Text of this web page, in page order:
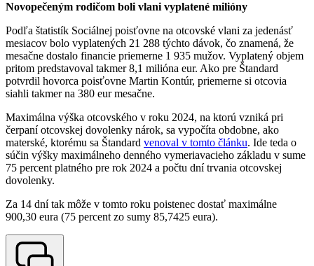
Novopečeným rodičom boli vlani vyplatené milióny
Podľa štatistík Sociálnej poisťovne na otcovské vlani za jedenásť
mesiacov bolo vyplatených 21 288 týchto dávok, čo znamená, že
mesačne dostalo financie priemerne 1 935 mužov. Vyplatený objem
pritom predstavoval takmer 8,1 milióna eur. Ako pre Štandard
potvrdil hovorca poisťovne Martin Kontúr, priemerne si otcovia
siahli takmer na 380 eur mesačne.
Maximálna výška otcovského v roku 2024, na ktorú vzniká pri
čerpaní otcovskej dovolenky nárok, sa vypočíta obdobne, ako
materské, ktorému sa Štandard venoval v tomto článku. Ide teda o
súčin výšky maximálneho denného vymeriavacieho základu v sume
75 percent platného pre rok 2024 a počtu dní trvania otcovskej
dovolenky.
Za 14 dní tak môže v tomto roku poistenec dostať maximálne
900,30 eura (75 percent zo sumy 85,7425 eura).